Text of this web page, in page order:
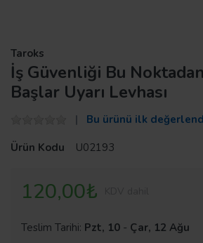
Taroks
İş Güvenliği Bu
Başlar Uyarı Levhası
Bu ürünü ilk
Ürün Kodu
U02193
120,00₺
Teslim Tarihi: Pzt, 10 - Çar, 12 Ağu